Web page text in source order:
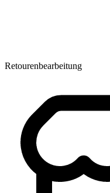
Retourenbearbeitung